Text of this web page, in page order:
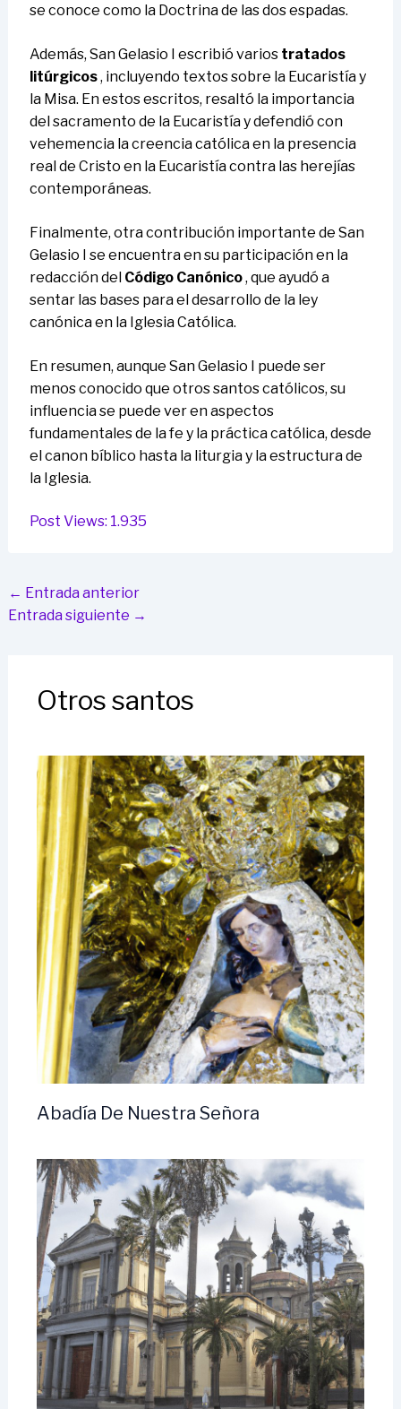
se conoce como la Doctrina de las dos espadas.
Además, San Gelasio I escribió varios tratados
litúrgicos, incluyendo textos sobre la Eucaristía y
la Misa. En estos escritos, resaltó la importancia
del sacramento de la Eucaristía y defendió con
vehemencia la creencia católica en la presencia
real de Cristo en la Eucaristía contra las herejías
contemporáneas.
Finalmente, otra contribución importante de San
Gelasio I se encuentra en su participación en la
redacción del Código Canónico, que ayudó a
sentar las bases para el desarrollo de la ley
canónica en la Iglesia Católica.
En resumen, aunque San Gelasio I puede ser
menos conocido que otros santos católicos, su
influencia se puede ver en aspectos
fundamentales de la fe y la práctica católica, desde
el canon bíblico hasta la liturgia y la estructura de
la Iglesia.
Post Views: 1.935
← Entrada anterior
Entrada siguiente →
Otros santos
Abadía De Nuestra Señora